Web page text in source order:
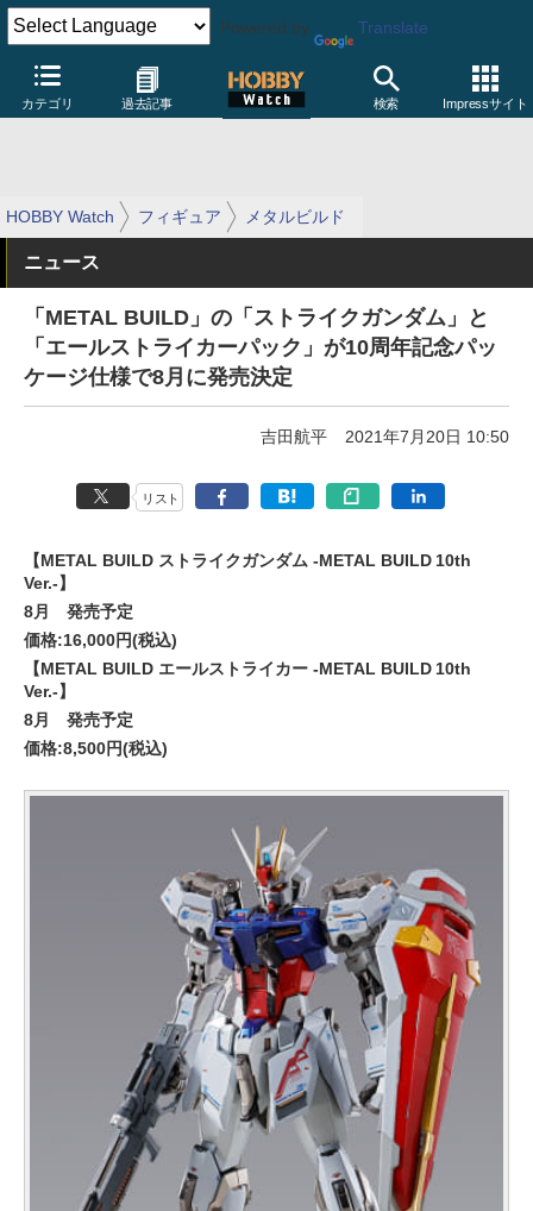
Powered by Translate
カテゴリ 過去記事 検索 Impressサイト
HOBBY Watch フィギュア メタルビルド
ニュース
「METAL BUILD」の「ストライクガンダム」と
「エールストライカーパック」が10周年記念パッ
ケージ仕様で8月に発売決定
吉田航平 2021年7月20日 10:50
リスト
【METAL BUILD ストライクガンダム -METAL BUILD 10th
Ver.-】
8月 発売予定
価格:16,000円(税込)
【METAL BUILD エールストライカー -METAL BUILD 10th
Ver.-】
8月 発売予定
価格:8,500円(税込)